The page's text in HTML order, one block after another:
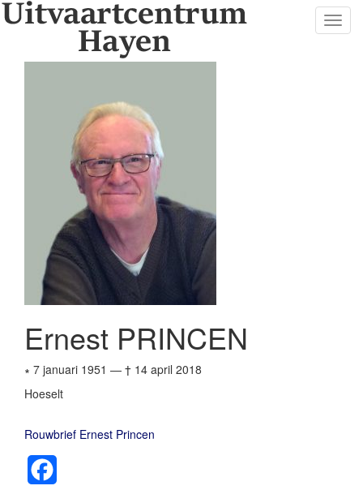
Ernest PRINCEN
∗ 7 januari 1951 — † 14 april 2018
Hoeselt
Rouwbrief Ernest Princen